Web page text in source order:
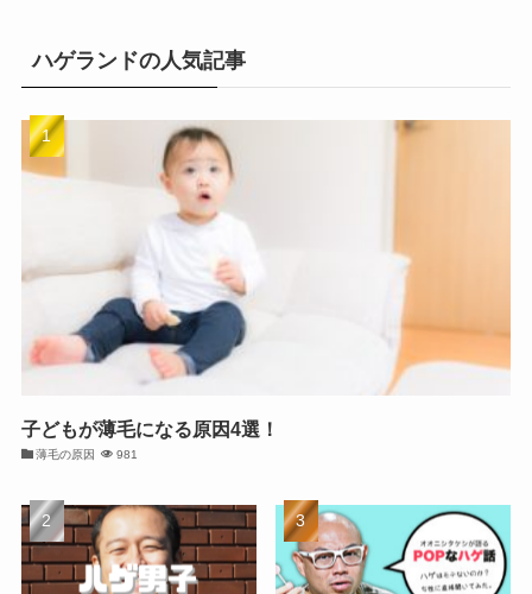
ハゲランドの人気記事
子どもが薄毛になる原因4選！
薄毛の原因 981